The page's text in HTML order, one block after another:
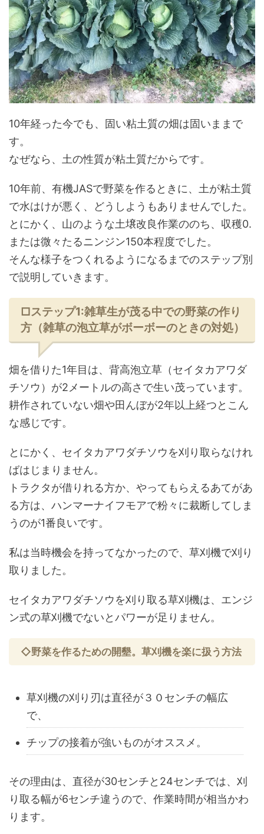
10年経った今でも、固い粘土質の畑は固いままで
す。
なぜなら、土の性質が粘土質だからです。
10年前、有機JASで野菜を作るときに、土が粘土質
で水はけが悪く、どうしようもありませんでした。
とにかく、山のような土壌改良作業ののち、収穫0.
または微々たるニンジン150本程度でした。
そんな様子をつくれるようになるまでのステップ別
で説明していきます。
□ステップ1:雑草生が茂る中での野菜の作り
方（雑草の泡立草がボーボーのときの対処）
畑を借りた1年目は、背高泡立草（セイタカアワダ
チソウ）が2メートルの高さで生い茂っています。
耕作されていない畑や田んぼが2年以上経つとこん
な感じです。
とにかく、セイタカアワダチソウを刈り取らなけれ
ばはじまりません。
トラクタが借りれる方か、やってもらえるあてがあ
る方は、ハンマーナイフモアで粉々に裁断してしま
うのが1番良いです。
私は当時機会を持ってなかったので、草刈機で刈り
取りました。
セイタカアワダチソウを刈り取る草刈機は、エンジ
ン式の草刈機でないとパワーが足りません。
◇野菜を作るための開墾。草刈機を楽に扱う方法
草刈機の刈り刃は直径が３０センチの幅広
で、
チップの接着が強いものがオススメ。
その理由は、直径が30センチと24センチでは、刈
り取る幅が6センチ違うので、作業時間が相当かわ
ります。